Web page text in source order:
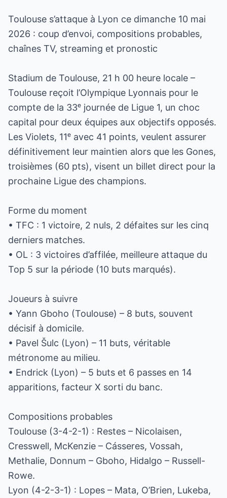
Toulouse s’attaque à Lyon ce dimanche 10 mai
2026 : coup d’envoi, compositions probables,
chaînes TV, streaming et pronostic
Stadium de Toulouse, 21 h 00 heure locale –
Toulouse reçoit l’Olympique Lyonnais pour le
compte de la 33ᵉ journée de Ligue 1, un choc
capital pour deux équipes aux objectifs opposés.
Les Violets, 11ᵉ avec 41 points, veulent assurer
définitivement leur maintien alors que les Gones,
troisièmes (60 pts), visent un billet direct pour la
prochaine Ligue des champions.
Forme du moment
• TFC : 1 victoire, 2 nuls, 2 défaites sur les cinq
derniers matches.
• OL : 3 victoires d’affilée, meilleure attaque du
Top 5 sur la période (10 buts marqués).
Joueurs à suivre
• Yann Gboho (Toulouse) – 8 buts, souvent
décisif à domicile.
• Pavel Šulc (Lyon) – 11 buts, véritable
métronome au milieu.
• Endrick (Lyon) – 5 buts et 6 passes en 14
apparitions, facteur X sorti du banc.
Compositions probables
Toulouse (3-4-2-1) : Restes – Nicolaisen,
Cresswell, McKenzie – Cásseres, Vossah,
Methalie, Donnum – Gboho, Hidalgo – Russell-
Rowe.
Lyon (4-2-3-1) : Lopes – Mata, O’Brien, Lukeba,